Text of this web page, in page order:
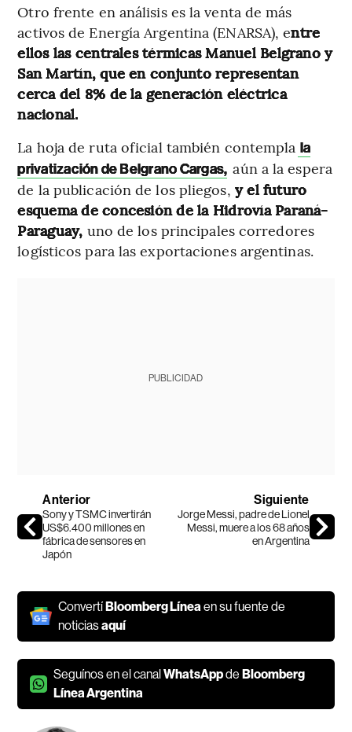
Otro frente en análisis es la venta de más
activos de Energía Argentina (ENARSA), entre
ellos las centrales térmicas Manuel Belgrano y
San Martín, que en conjunto representan
cerca del 8% de la generación eléctrica
nacional.
La hoja de ruta oficial también contempla la
privatización de Belgrano Cargas, aún a la espera
de la publicación de los pliegos, y el futuro
esquema de concesión de la Hidrovía Paraná-
Paraguay, uno de los principales corredores
logísticos para las exportaciones argentinas.
PUBLICIDAD
Anterior
Sony y TSMC invertirán
US$6.400 millones en
fábrica de sensores en
Japón
Siguiente
Jorge Messi, padre de Lionel
Messi, muere a los 68 años
en Argentina
ConvertíBloomberg Línea en su fuente de
noticiasaquí
Seguínos en el canalWhatsAppdeBloomberg
Línea Argentina